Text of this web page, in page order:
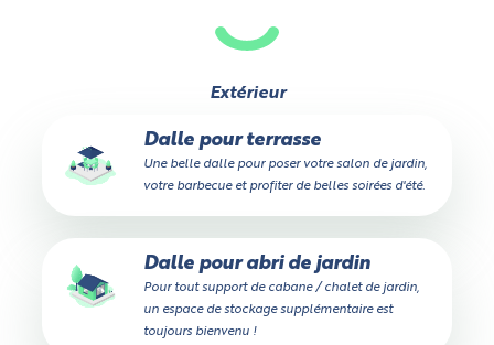
Extérieur
Dalle pour terrasse
Une belle dalle pour poser votre salon de jardin,
votre barbecue et profiter de belles soirées d'été.
Dalle pour abri de jardin
Pour tout support de cabane / chalet de jardin,
un espace de stockage supplémentaire est
toujours bienvenu !